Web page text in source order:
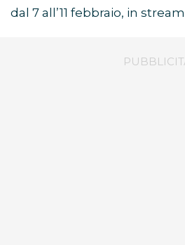
dal 7 all’11 febbraio, in